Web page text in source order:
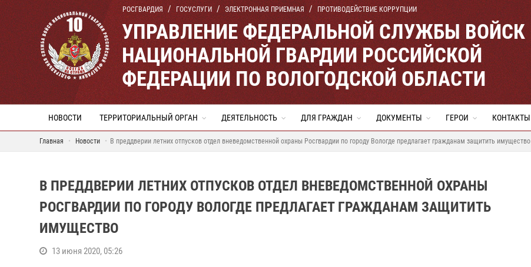
РОСГВАРДИЯ ГОСУСЛУГИ ЭЛЕКТРОННАЯ ПРИЕМНАЯ ПРОТИВОДЕЙСТВИЕ КОРРУПЦИИ
УПРАВЛЕНИЕ ФЕДЕРАЛЬНОЙ СЛУЖБЫ ВОЙСК
НАЦИОНАЛЬНОЙ ГВАРДИИ РОССИЙСКОЙ
ФЕДЕРАЦИИ ПО ВОЛОГОДСКОЙ ОБЛАСТИ
НОВОСТИ ТЕРРИТОРИАЛЬНЫЙ ОРГАН ДЕЯТЕЛЬНОСТЬ ДЛЯ ГРАЖДАН ДОКУМЕНТЫ ГЕРОИ КОНТАКТЫ
Главная Новости В преддверии летних отпусков отдел вневедомственной охраны Росгвардии по городу Вологде предлагает гражданам защитить имущество
В ПРЕДДВЕРИИ ЛЕТНИХ ОТПУСКОВ ОТДЕЛ ВНЕВЕДОМСТВЕННОЙ ОХРАНЫ
РОСГВАРДИИ ПО ГОРОДУ ВОЛОГДЕ ПРЕДЛАГАЕТ ГРАЖДАНАМ ЗАЩИТИТЬ
ИМУЩЕСТВО
13 июня 2020, 05:26